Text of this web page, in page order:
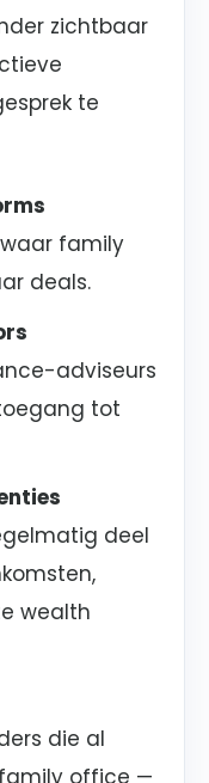
zichtbaar
te
family
deals.
adviseurs
tot
deel
wealth
die al
office —